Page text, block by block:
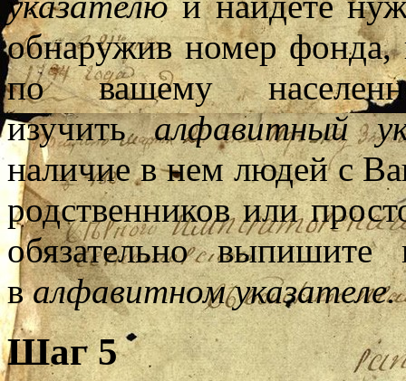
обнаружив номер фонда,
по вашему
изучитьалфавитный
наличие в нем людей с
родственников или
обязательно
валфавитном указателе.
Шаг 5